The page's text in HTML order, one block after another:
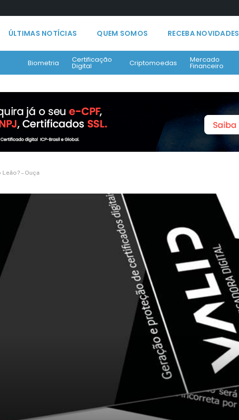
ÚLTIMAS NOTÍCIAS QUEM SOMOS RECEBA NOVIDADES
Biometria Certificação
Digital Criptomoedas Mercado
Financeiro
– Ouça